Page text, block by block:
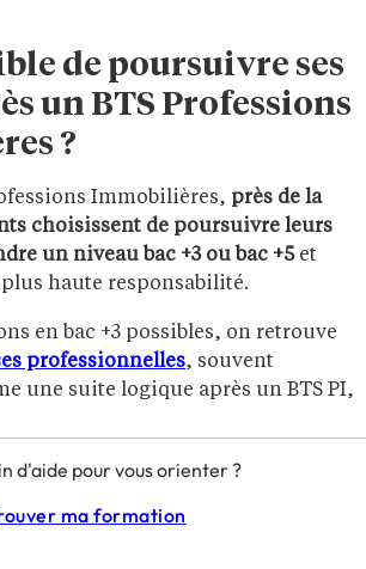
de poursuivre ses
un BTS Professions
?
Immobilières, près de la
choisissent de poursuivre leurs
un niveau bac +3 ou bac +5et
haute responsabilité.
en bac +3 possibles, on retrouve
professionnelles, souvent
une suite logique après un BTS PI,
métiers de l’immobilier :
métiers de l’immobilier :
d'aide pour vous orienter ?
ma formation